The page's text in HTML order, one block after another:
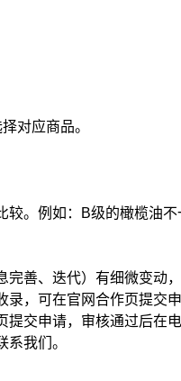
对应商品。
较。例如：B级的橄榄油
善、迭代）有细微变动
，可在官网合作页提交
交申请，审核通过后在
我们。